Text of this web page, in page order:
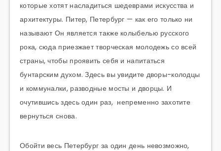
которые хотят насладиться шедеврами искусства и
архитектуры. Питер, Петербург — как его только ни
называют Он является также колыбелью русского
рока, сюда приезжает творческая молодежь со всей
страны, чтобы проявить себя и напитаться
бунтарским духом. Здесь вы увидите дворы-колодцы
и коммуналки, разводные мосты и дворцы. И
очутившись здесь один раз, непременно захотите
вернуться снова.
Обойти весь Петербург за один день невозможно,